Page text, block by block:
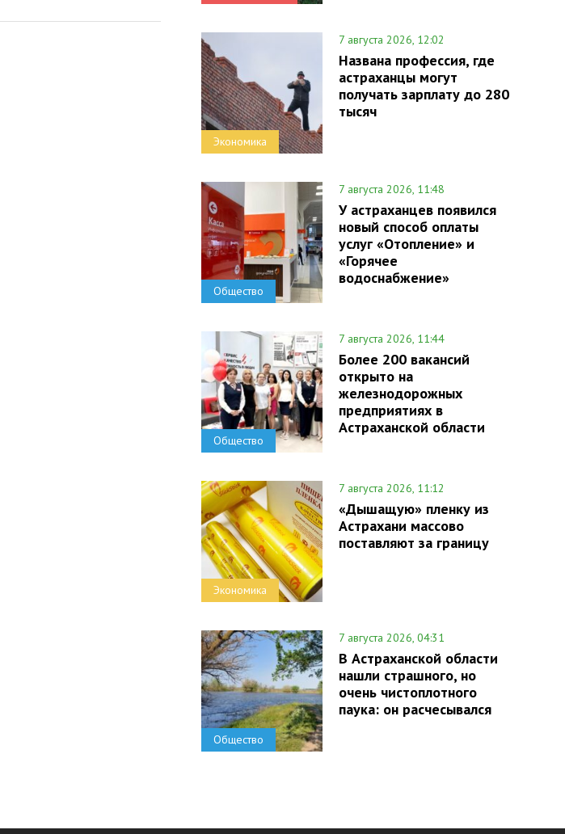
Экономика
7 августа 2026, 12:02
Названа профессия, где
астраханцы могут
получать зарплату до 280
тысяч
Общество
7 августа 2026, 11:48
У астраханцев появился
новый способ оплаты
услуг «Отопление» и
«Горячее
водоснабжение»
Общество
7 августа 2026, 11:44
Более 200 вакансий
открыто на
железнодорожных
предприятиях в
Астраханской области
Экономика
7 августа 2026, 11:12
«Дышащую» пленку из
Астрахани массово
поставляют за границу
Общество
7 августа 2026, 04:31
В Астраханской области
нашли страшного, но
очень чистоплотного
паука: он расчесывался